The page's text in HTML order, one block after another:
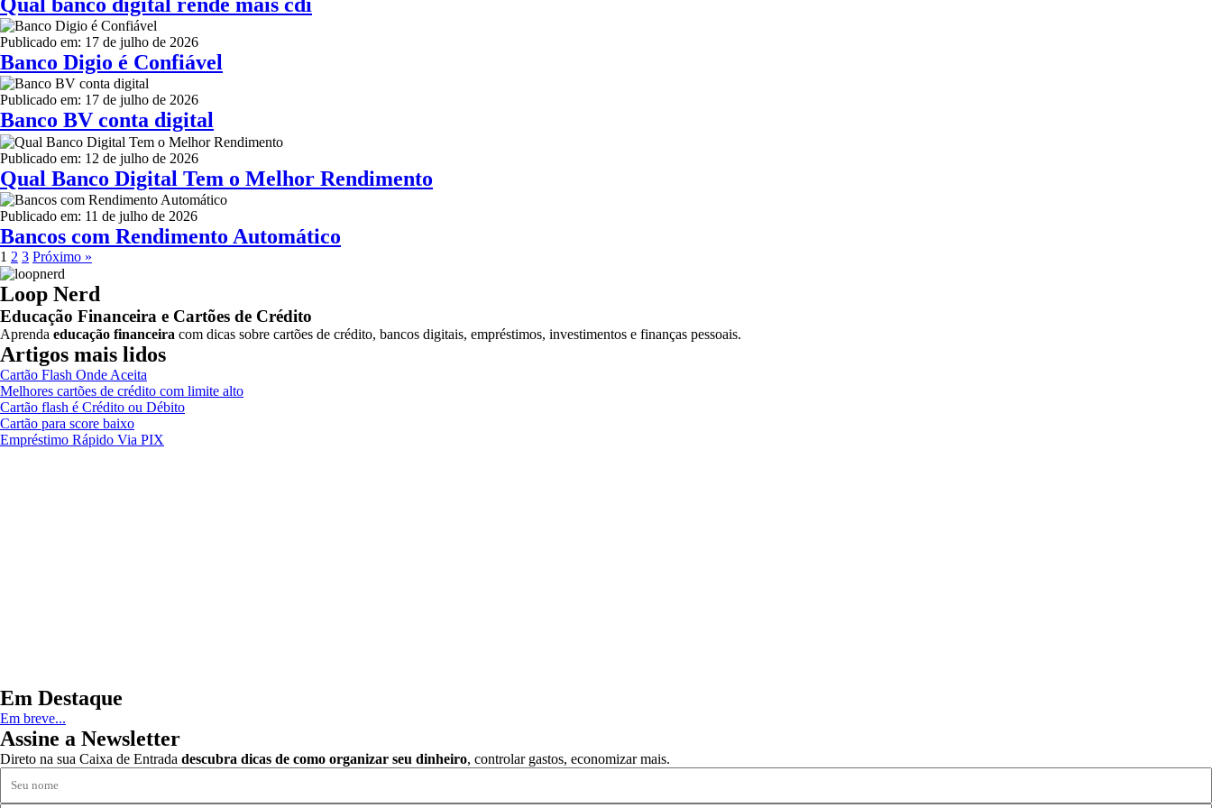
Publicado em: 17 de julho de 2026
Banco Digio é Confiável
Publicado em: 17 de julho de 2026
Banco BV conta digital
Publicado em: 12 de julho de 2026
Qual Banco Digital Tem o Melhor Rendimento
Publicado em: 11 de julho de 2026
Bancos com Rendimento Automático
1 2 3 Próximo »
Loop Nerd
Educação Financeira e Cartões de Crédito
Aprenda educação financeira com dicas sobre cartões de crédito, bancos digitais, empréstimos, investimentos e finanças pessoais.
Artigos mais lidos
Cartão Flash Onde Aceita
Melhores cartões de crédito com limite alto
Cartão flash é Crédito ou Débito
Cartão para score baixo
Empréstimo Rápido Via PIX
Em Destaque
Em breve...
Assine a Newsletter
Direto na sua Caixa de Entrada descubra dicas de como organizar seu dinheiro, controlar gastos, economizar mais.